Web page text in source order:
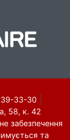
33-30
58, к. 42
забезпечення
та